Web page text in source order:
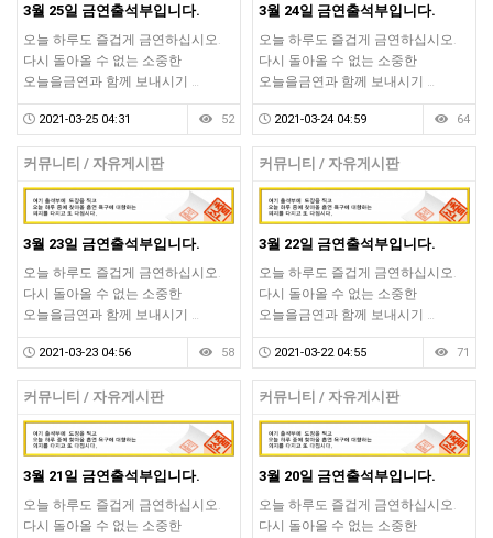
3월 25일 금연출석부입니다.
오늘 하루도 즐겁게 금연하십시오.
다시 돌아올 수 없는 소중한
오늘을금연과 함께 보내시기 …
2021-03-25 04:31 52
3월 24일 금연출석부입니다.
오늘 하루도 즐겁게 금연하십시오.
다시 돌아올 수 없는 소중한
오늘을금연과 함께 보내시기 …
2021-03-24 04:59 64
커뮤니티 / 자유게시판
3월 23일 금연출석부입니다.
오늘 하루도 즐겁게 금연하십시오.
다시 돌아올 수 없는 소중한
오늘을금연과 함께 보내시기 …
2021-03-23 04:56 58
커뮤니티 / 자유게시판
3월 22일 금연출석부입니다.
오늘 하루도 즐겁게 금연하십시오.
다시 돌아올 수 없는 소중한
오늘을금연과 함께 보내시기 …
2021-03-22 04:55 71
커뮤니티 / 자유게시판
3월 21일 금연출석부입니다.
오늘 하루도 즐겁게 금연하십시오.
다시 돌아올 수 없는 소중한
커뮤니티 / 자유게시판
3월 20일 금연출석부입니다.
오늘 하루도 즐겁게 금연하십시오.
다시 돌아올 수 없는 소중한